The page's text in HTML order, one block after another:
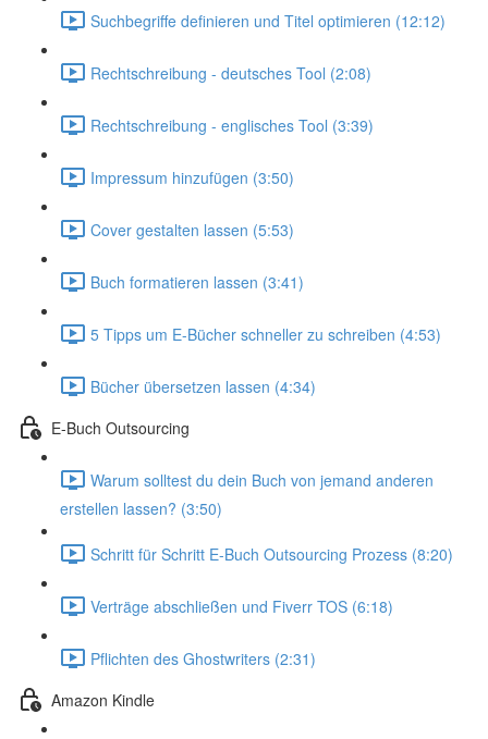
Suchbegriffe definieren und Titel optimieren (12:12)
Rechtschreibung - deutsches Tool (2:08)
Rechtschreibung - englisches Tool (3:39)
Impressum hinzufügen (3:50)
Cover gestalten lassen (5:53)
Buch formatieren lassen (3:41)
5 Tipps um E-Bücher schneller zu schreiben (4:53)
Bücher übersetzen lassen (4:34)
E-Buch Outsourcing
Warum solltest du dein Buch von jemand anderen
erstellen lassen? (3:50)
Schritt für Schritt E-Buch Outsourcing Prozess (8:20)
Verträge abschließen und Fiverr TOS (6:18)
Pflichten des Ghostwriters (2:31)
Amazon Kindle